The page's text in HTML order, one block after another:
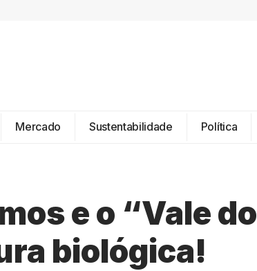
Mercado Sustentabilidade Política
e o “Vale do
biológica!